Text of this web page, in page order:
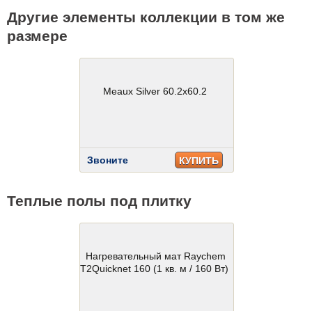
Другие элементы коллекции в том же
размере
Meaux Silver 60.2x60.2
Звоните КУПИТЬ
Теплые полы под плитку
Нагревательный мат Raychem
T2Quicknet 160 (1 кв. м / 160 Вт)